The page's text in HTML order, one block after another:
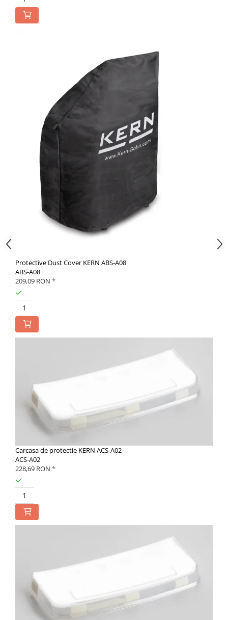
Protective Dust Cover KERN ABS-A08
ABS-A08
209,09 RON *
Carcasa de protectie KERN ACS-A02
ACS-A02
228,69 RON *